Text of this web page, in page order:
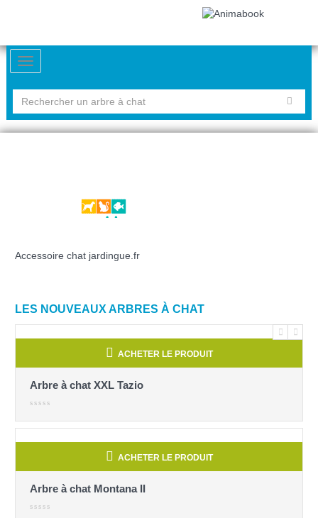
Accessoire chat jardingue.fr
LES NOUVEAUX ARBRES À CHAT
ACHETER LE PRODUIT
XXL Tazio
ACHETER LE PRODUIT
Montana II